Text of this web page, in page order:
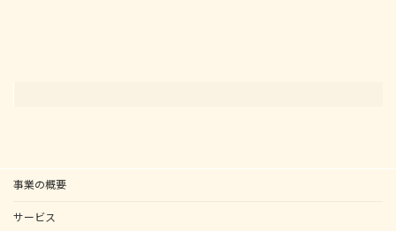
事業の概要
サービス